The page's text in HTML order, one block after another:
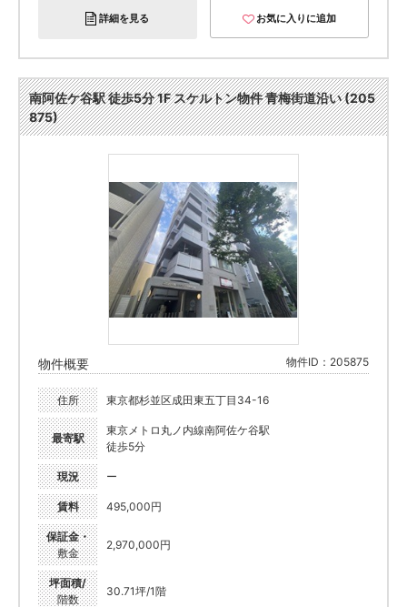
詳細を見る お気に入りに追加
南阿佐ケ谷駅 徒歩5分 1F スケルトン物件 青梅街道沿い (205
875)
物件概要 物件ID：205875
住所 東京都杉並区成田東五丁目34-16
最寄駅
東京メトロ丸ノ内線南阿佐ケ谷駅
徒歩5分
現況 ー
賃料 495,000円
保証金・
敷金
2,970,000円
坪面積/
階数
30.71坪/1階